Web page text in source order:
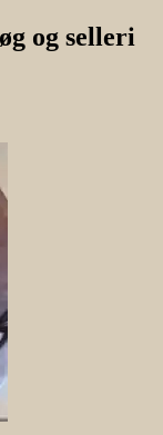
og selleri